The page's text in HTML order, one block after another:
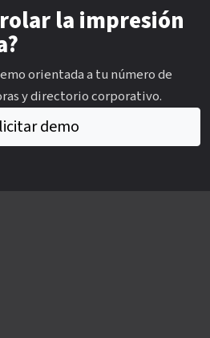
la impresión
orientada a tu número de
y directorio corporativo.
demo